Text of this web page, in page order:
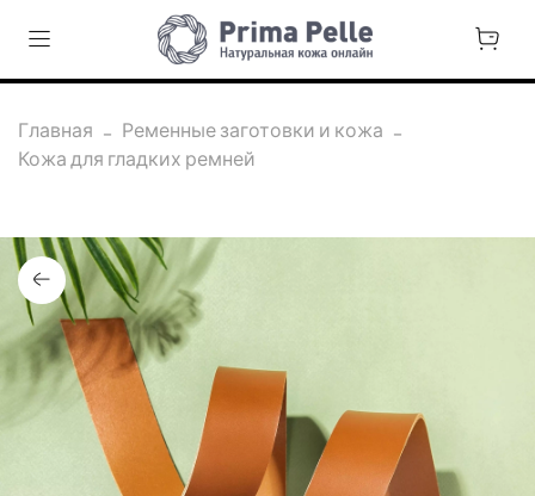
Главная
Ременные заготовки и кожа
Кожа для гладких ремней